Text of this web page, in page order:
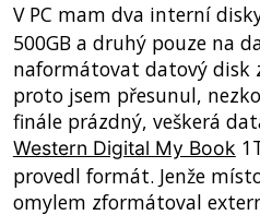
V PC mam dva interní
500GB a druhý pouze na
naformátovat datový disk
proto jsem přesunul,
finále prázdný, veškerá
Western Digital My Book
provedl formát. Jenže
omylem zformátoval